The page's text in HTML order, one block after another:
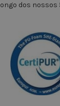
dos nossos